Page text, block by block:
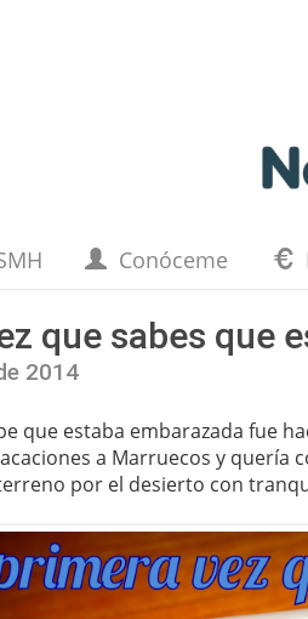
Conóceme
que sabes que
2014
que estaba embarazada fue
a Marruecos y
por el desierto con